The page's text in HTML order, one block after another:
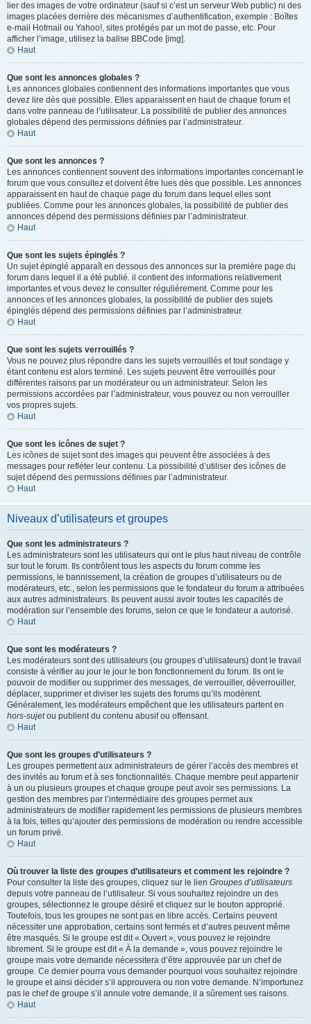
lier des images de votre ordinateur (sauf si c’est un serveur Web public) ni des
images placées derrière des mécanismes d’authentification, exemple : Boîtes
e-mail Hotmail ou Yahoo!, sites protégés par un mot de passe, etc. Pour
afficher l’image, utilisez la balise BBCode [img].
Haut
Que sont les annonces globales ?
Les annonces globales contiennent des informations importantes que vous
devez lire dès que possible. Elles apparaissent en haut de chaque forum et
dans votre panneau de l’utilisateur. La possibilité de publier des annonces
globales dépend des permissions définies par l’administrateur.
Haut
Que sont les annonces ?
Les annonces contiennent souvent des informations importantes concernant le
forum que vous consultez et doivent être lues dès que possible. Les annonces
apparaissent en haut de chaque page du forum dans lequel elles sont
publiées. Comme pour les annonces globales, la possibilité de publier des
annonces dépend des permissions définies par l’administrateur.
Haut
Que sont les sujets épinglés ?
Un sujet épinglé apparaît en dessous des annonces sur la première page du
forum dans lequel il a été publié. il contient des informations relativement
importantes et vous devez le consulter régulièrement. Comme pour les
annonces et les annonces globales, la possibilité de publier des sujets
épinglés dépend des permissions définies par l’administrateur.
Haut
Que sont les sujets verrouillés ?
Vous ne pouvez plus répondre dans les sujets verrouillés et tout sondage y
étant contenu est alors terminé. Les sujets peuvent être verrouillés pour
différentes raisons par un modérateur ou un administrateur. Selon les
permissions accordées par l’administrateur, vous pouvez ou non verrouiller
vos propres sujets.
Haut
Que sont les icônes de sujet ?
Les icônes de sujet sont des images qui peuvent être associées à des
messages pour refléter leur contenu. La possibilité d’utiliser des icônes de
sujet dépend des permissions définies par l’administrateur.
Haut
Niveaux d’utilisateurs et groupes
Que sont les administrateurs ?
Les administrateurs sont les utilisateurs qui ont le plus haut niveau de contrôle
sur tout le forum. Ils contrôlent tous les aspects du forum comme les
permissions, le bannissement, la création de groupes d’utilisateurs ou de
modérateurs, etc., selon les permissions que le fondateur du forum a attribuées
aux autres administrateurs. Ils peuvent aussi avoir toutes les capacités de
modération sur l’ensemble des forums, selon ce que le fondateur a autorisé.
Haut
Que sont les modérateurs ?
Les modérateurs sont des utilisateurs (ou groupes d’utilisateurs) dont le travail
consiste à vérifier au jour le jour le bon fonctionnement du forum. Ils ont le
pouvoir de modifier ou supprimer des messages, de verrouiller, déverrouiller,
déplacer, supprimer et diviser les sujets des forums qu’ils modèrent.
Généralement, les modérateurs empêchent que les utilisateurs partent en
hors-sujetou publient du contenu abusif ou offensant.
Haut
Que sont les groupes d’utilisateurs ?
Les groupes permettent aux administrateurs de gérer l’accès des membres et
des invités au forum et à ses fonctionnalités. Chaque membre peut appartenir
à un ou plusieurs groupes et chaque groupe peut avoir ses permissions. La
gestion des membres par l’intermédiaire des groupes permet aux
administrateurs de modifier rapidement les permissions de plusieurs membres
à la fois, telles qu’ajouter des permissions de modération ou rendre accessible
un forum privé.
Haut
Où trouver la liste des groupes d’utilisateurs et comment les rejoindre ?
Pour consulter la liste des groupes, cliquez sur le lien Groupes d’utilisateurs
depuis votre panneau de l’utilisateur. Si vous souhaitez rejoindre un des
groupes, sélectionnez le groupe désiré et cliquez sur le bouton approprié.
Toutefois, tous les groupes ne sont pas en libre accès. Certains peuvent
nécessiter une approbation, certains sont fermés et d’autres peuvent même
être masqués. Si le groupe est dit « Ouvert », vous pouvez le rejoindre
librement. Si le groupe est dit « À la demande », vous pouvez rejoindre le
groupe mais votre demande nécessitera d’être approuvée par un chef de
groupe. Ce dernier pourra vous demander pourquoi vous souhaitez rejoindre
le groupe et ainsi décider s’il approuvera ou non votre demande. N’importunez
pas le chef de groupe s’il annule votre demande, il a sûrement ses raisons.
Haut